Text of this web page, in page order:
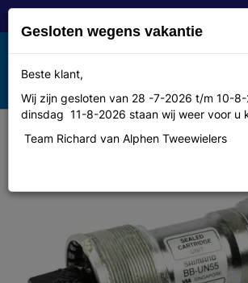
Toggle
navigation
MENU
Shimano Shim trapas
Gesloten wegens vakantie
Beste klant,
Wij zijn gesloten van 28 -7-2026 t/m 10-
dinsdag 11-8-2026 staan wij weer voor u
Team Richard van Alphen Tweewielers